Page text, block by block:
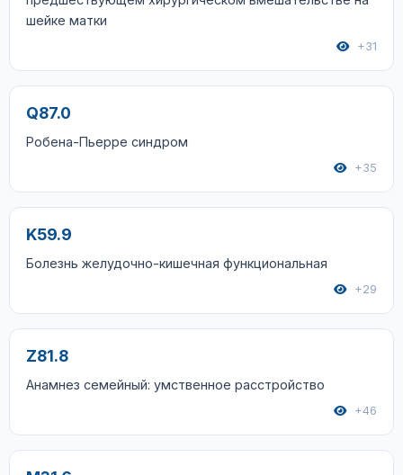
шейке матки
+31
Q87.0
Робена-Пьерре синдром
+35
K59.9
Болезнь желудочно-кишечная функциональная
+29
Z81.8
Анамнез семейный: умственное расстройство
+46